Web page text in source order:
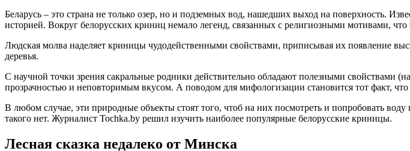
Беларусь – это страна не только озер, но и подземных вод, нашедших выход на поверхность.
историей. Вокруг белорусских криниц немало легенд, связанных с религиозными мотивами,
Людская молва наделяет криницы чудодейственными свойствами, приписывая их появление
деревья.
С научной точки зрения сакральные родники действительно обладают полезными свойствами
прозрачностью и неповторимым вкусом. А поводом для мифологизации становится тот факт,
В любом случае, эти природные объекты стоят того, чтоб на них посмотреть и попробовать
такого нет. Журналист Tochka.by решил изучить наиболее популярные белорусские криницы.
Лесная сказка недалеко от Минска